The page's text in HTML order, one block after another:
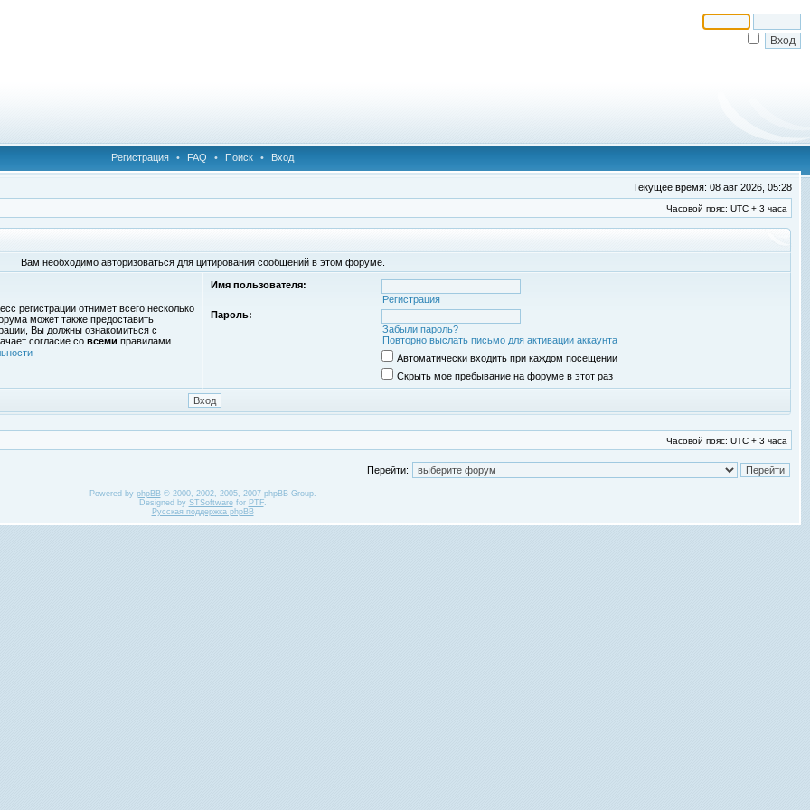
Регистрация • FAQ • Поиск • Вход
Текущее время: 08 авг 2026, 05:28
Часовой пояс: UTC + 3 часа
Вам необходимо авторизоваться для цитирования сообщений в этом форуме.
регистрации отнимет всего несколько
может также предоставить
Вы должны ознакомиться с
согласие со всеми правилами.
Имя пользователя:
Регистрация
Пароль:
Забыли пароль?
Повторно выслать письмо для активации аккаунта
Автоматически входить при каждом посещении
Скрыть мое пребывание на форуме в этот раз
Часовой пояс: UTC + 3 часа
Перейти:
Powered by phpBB© 2000, 2002, 2005, 2007 phpBB Group.
Designed by STSoftwarefor PTF.
Русская поддержка phpBB